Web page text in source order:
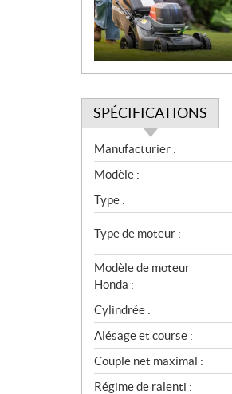
i
o
n
SPÉCIFICATIONS
S
p
é
c
i
f
i
c
a
t
i
o
n
s
Manufacturier :
Modèle :
Type :
Type de moteur :
Modèle de moteur
Honda :
Cylindrée :
Alésage et course :
Couple net maximal :
Régime de ralenti :